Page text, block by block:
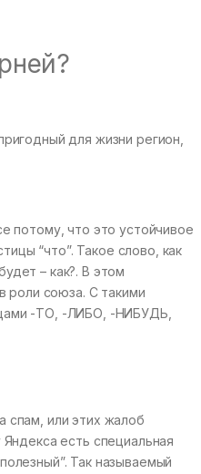
для жизни регион,
потому, что это устойчивое
“что”. Такое слово, как
– как?. В этом
роли союза. С такими
-ТО, -ЛИБО, -НИБУДЬ,
спам, или этих жалоб
есть специальная
Так называемый